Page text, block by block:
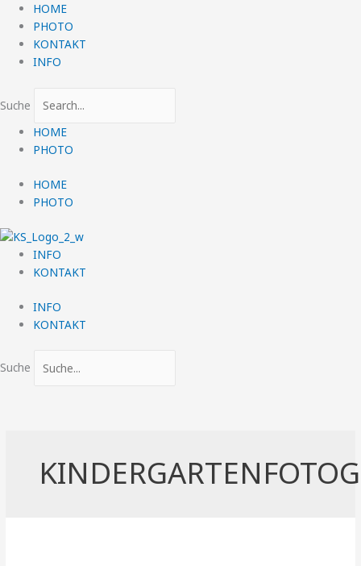
Zum
Inhalt
springen
HOME
PHOTO
KONTAKT
INFO
Suche
HOME
PHOTO
HOME
PHOTO
INFO
KONTAKT
INFO
KONTAKT
Suche